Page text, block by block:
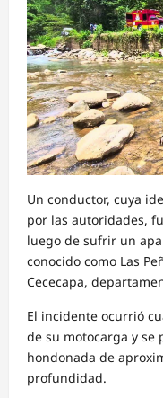
Un conductor, cuya
por las autoridades,
luego de sufrir un
conocido como Las
Cececapa,
El incidente ocurrió
de su motocarga y se
hondonada de
profundidad.